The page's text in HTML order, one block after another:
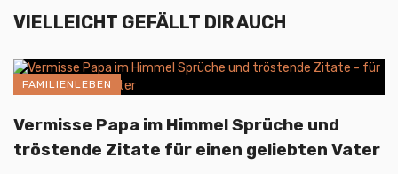
VIELLEICHT GEFÄLLT DIR AUCH
FAMILIENLEBEN
Vermisse Papa im Himmel Sprüche und
tröstende Zitate für einen geliebten Vater